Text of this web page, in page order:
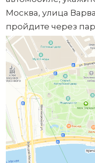
Москва, улица
пройдите через